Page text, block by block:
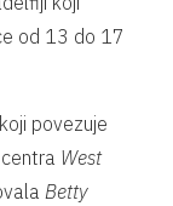
od 13 do 17
povezuje
West
Betty